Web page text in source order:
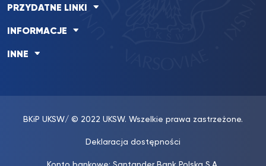
PRZYDATNE LINKI
INFORMACJE
INNE
BKiP UKSW/ © 2022 UKSW. Wszelkie prawa zastrzeżone.
Deklaracja dostępności